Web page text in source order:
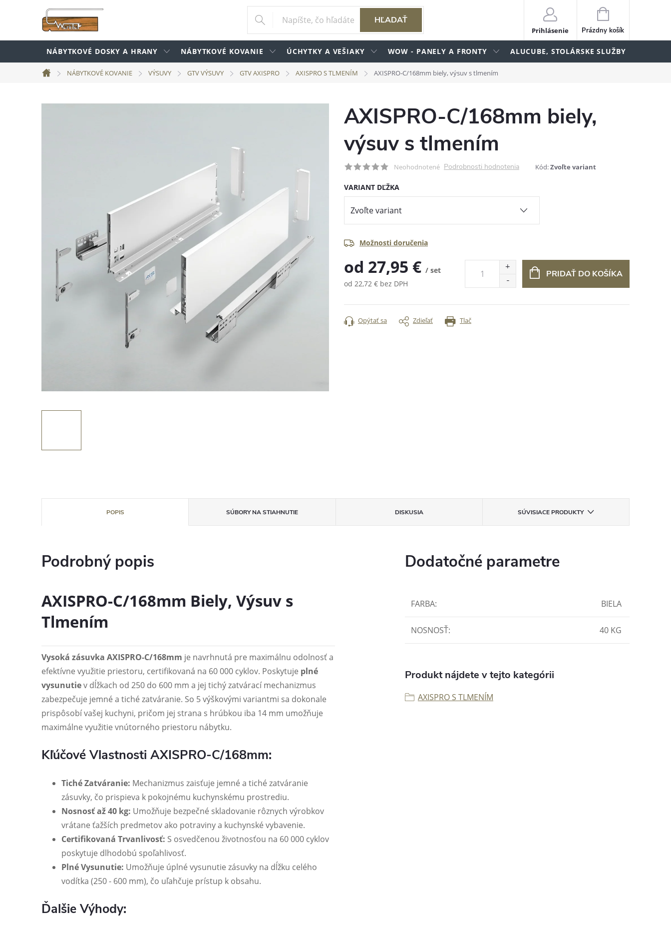
HĽADAŤ
Prihlásenie
NÁKUPNÝ
KOŠÍK
Prázdny košík
NÁBYTKOVÉ DOSKY A HRANY NÁBYTKOVÉ KOVANIE ÚCHYTKY A VEŠIAKY WOW - PANELY A FRONTY ALUCUBE, STOLÁRSKE SLUŽBY
Domov
NÁBYTKOVÉ KOVANIE VÝSUVY GTV VÝSUVY GTV AXISPRO AXISPRO S TLMENÍM AXISPRO-C/168mm biely, výsuv s tlmením
AXISPRO-C/168mm biely,
výsuv s tlmením
Neohodnotené Podrobnosti hodnotenia Kód:Zvoľte variant
VARIANT DĽŽKA
Možnosti doručenia
od 27,95 € / set
od 22,72 € bez DPH
cena:
PRIDAŤ DO KOŠÍKA
Tlač
Opýtať sa Zdieľať
POPIS SÚBORY NA STIAHNUTIE DISKUSIA SÚVISIACE PRODUKTY
Podrobný popis
AXISPRO-C/168mm Biely, Výsuv s
Tlmením
Vysoká zásuvka AXISPRO-C/168mm je navrhnutá pre maximálnu odolnosť a
efektívne využitie priestoru, certifikovaná na 60 000 cyklov. Poskytuje plné
vysunutiev dĺžkach od 250 do 600 mm a jej tichý zatvárací mechanizmus
zabezpečuje jemné a tiché zatváranie. So 5 výškovými variantmi sa dokonale
prispôsobí vašej kuchyni, pričom jej strana s hrúbkou iba 14 mm umožňuje
maximálne využitie vnútorného priestoru nábytku.
Kľúčové Vlastnosti AXISPRO-C/168mm:
Tiché Zatváranie: Mechanizmus zaisťuje jemné a tiché zatváranie
zásuvky, čo prispieva k pokojnému kuchynskému prostrediu.
Nosnosť až 40 kg: Umožňuje bezpečné skladovanie rôznych výrobkov
vrátane ťažších predmetov ako potraviny a kuchynské vybavenie.
Certifikovaná Trvanlivosť: S osvedčenou životnosťou na 60 000 cyklov
poskytuje dlhodobú spoľahlivosť.
Plné Vysunutie: Umožňuje úplné vysunutie zásuvky na dĺžku celého
vodítka (250 - 600 mm), čo uľahčuje prístup k obsahu.
Ďalšie Výhody:
Dodatočné parametre
FARBA: BIELA
NOSNOSŤ: 40 KG
Produkt nájdete v tejto kategórii
AXISPRO S TLMENÍM